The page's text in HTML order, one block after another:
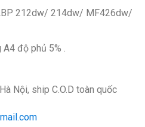
212dw/ 214dw/ MF426dw/
A4 độ phủ 5% .
Nội, ship C.O.D toàn quốc